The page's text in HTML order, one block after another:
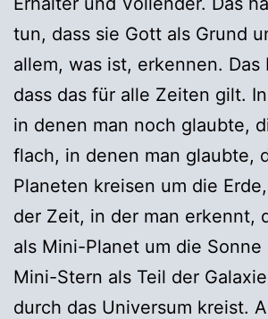
tun, dass sie Gott als Grund
allem, was ist, erkennen. Das
dass das für alle Zeiten gilt.
in denen man noch glaubte,
flach, in denen man glaubte,
Planeten kreisen um die
der Zeit, in der man erkennt,
als Mini-Planet um die Sonne
Mini-Stern als Teil der
durch das Universum kreist.